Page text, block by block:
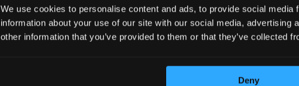
We use cookies to personalise content and ads, to provide social
information about your use of our site with our social media, advertising
other information that you’ve provided to them or that they’ve collected
Deny